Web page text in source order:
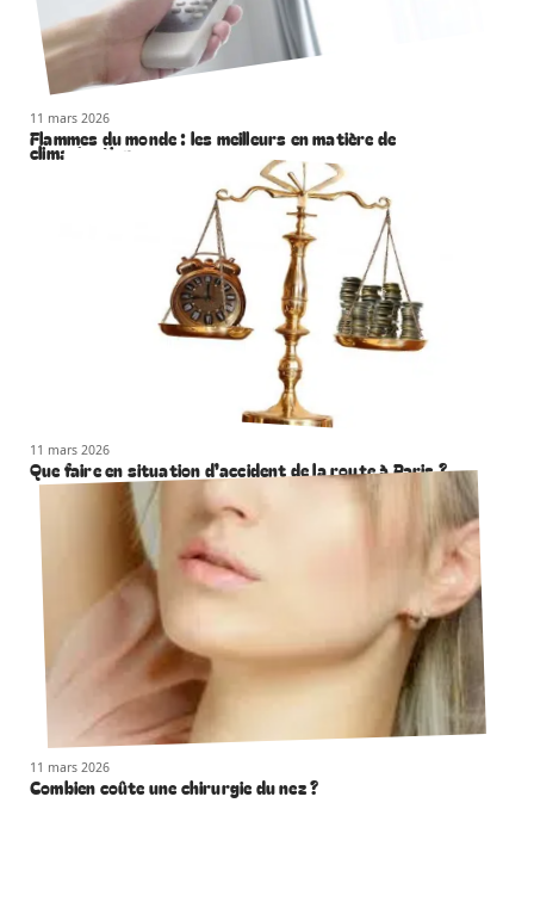
11 mars 2026
Flammes du monde : les meilleurs en matière de
climatisation
11 mars 2026
Que faire en situation d’accident de la route à Paris ?
11 mars 2026
Combien coûte une chirurgie du nez ?